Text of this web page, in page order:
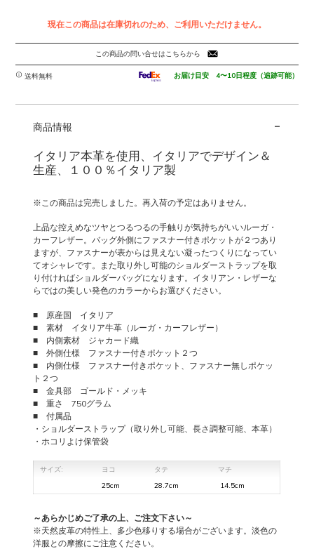
現在この商品は在庫切れのため、ご利用いただけません。
この商品の問い合せはこちらから
送料無料 お届け目安 4〜10日程度（追跡可能）
商品情報 -
イタリア本革を使用、イタリアでデザイン＆
生産、１００％イタリア製
※この商品は完売しました。再入荷の予定はありません。
上品な控えめなツヤとつるつるの手触りが気持ちがいいルーガ・
カーフレザー。バッグ外側にファスナー付きポケットが２つあり
ますが、ファスナーが表からは見えない凝ったつくりになってい
てオシャレです。また取り外し可能のショルダーストラップを取
り付ければショルダーバッグになります。イタリアン・レザーな
らではの美しい発色のカラーからお選びください。
■ 原産国 イタリア
■ 素材 イタリア牛革（ルーガ・カーフレザー）
■ 内側素材 ジャカード織
■ 外側仕様 ファスナー付きポケット２つ
■ 内側仕様 ファスナー付きポケット、ファスナー無しポケッ
ト２つ
■ 金具部 ゴールド・メッキ
■ 重さ 750グラム
■ 付属品
・ショルダーストラップ（取り外し可能、長さ調整可能、本革）
・ホコリよけ保管袋
サイズ: ヨコ タテ
マチ
25cm
28.7cm 14.5cm
～あらかじめご了承の上、ご注文下さい～
※天然皮革の特性上、多少色移りする場合がございます。淡色の
洋服との摩擦にご注意ください。